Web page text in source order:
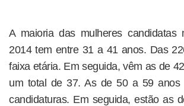
A maioria das mulheres candidatas
2014 tem entre 31 a 41 anos. Das
faixa etária. Em seguida, vêm as de
um total de 37. As de 50 a 59 anos
candidaturas. Em seguida, estão as